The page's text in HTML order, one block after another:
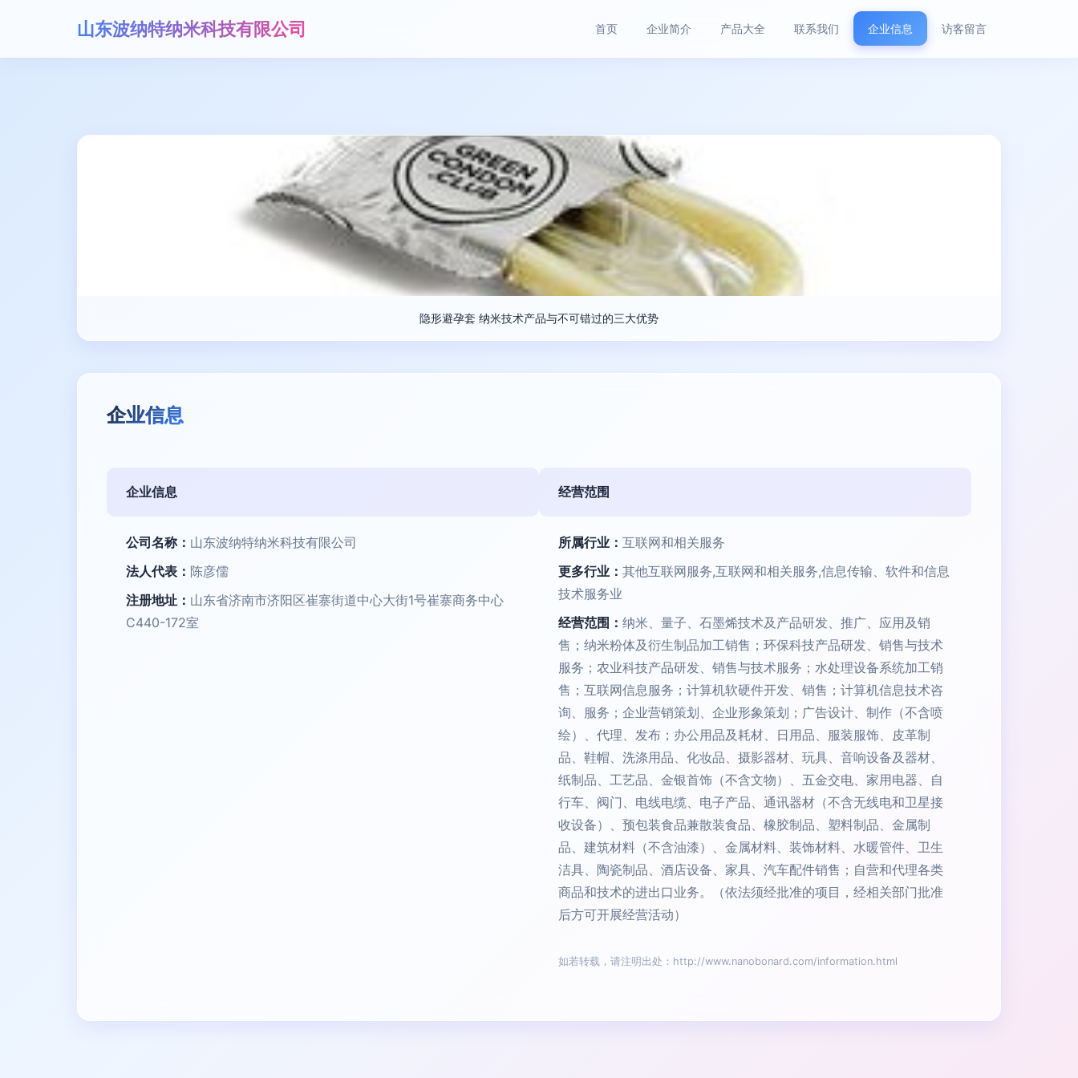
山东波纳特纳米科技有限公司 首页 企业简介 产品大全 联系我们 企业信息 访客留言
隐形避孕套 纳米技术产品与不可错过的三大优势
企业信息
企业信息 经营范围
公司名称： 山东波纳特纳米科技有限公司
法人代表： 陈彦儒
注册地址： 山东省济南市济阳区崔寨街道中心大街1号崔寨商务中心
C440-172室
所属行业： 互联网和相关服务
更多行业： 其他互联网服务,互联网和相关服务,信息传输、软件和信息
技术服务业
经营范围： 纳米、量子、石墨烯技术及产品研发、推广、应用及销
售；纳米粉体及衍生制品加工销售；环保科技产品研发、销售与技术
服务；农业科技产品研发、销售与技术服务；水处理设备系统加工销
售；互联网信息服务；计算机软硬件开发、销售；计算机信息技术咨
询、服务；企业营销策划、企业形象策划；广告设计、制作（不含喷
绘）、代理、发布；办公用品及耗材、日用品、服装服饰、皮革制
品、鞋帽、洗涤用品、化妆品、摄影器材、玩具、音响设备及器材、
纸制品、工艺品、金银首饰（不含文物）、五金交电、家用电器、自
行车、阀门、电线电缆、电子产品、通讯器材（不含无线电和卫星接
收设备）、预包装食品兼散装食品、橡胶制品、塑料制品、金属制
品、建筑材料（不含油漆）、金属材料、装饰材料、水暖管件、卫生
洁具、陶瓷制品、酒店设备、家具、汽车配件销售；自营和代理各类
商品和技术的进出口业务。（依法须经批准的项目，经相关部门批准
后方可开展经营活动）
如若转载，请注明出处：http://www.nanobonard.com/information.html